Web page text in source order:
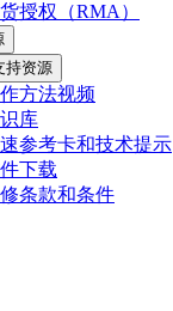
授权（RMA）
持资源
方法视频
库
参考卡和技术提示
下载
条款和条件